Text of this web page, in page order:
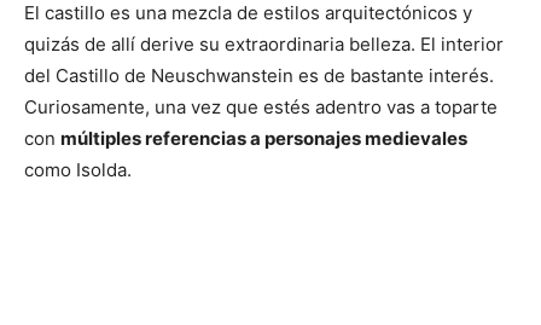
El castillo es una mezcla de estilos arquitectónicos y
quizás de allí derive su extraordinaria belleza. El interior
del Castillo de Neuschwanstein es de bastante interés.
Curiosamente, una vez que estés adentro vas a toparte
con múltiples referencias a personajes medievales
como Isolda.